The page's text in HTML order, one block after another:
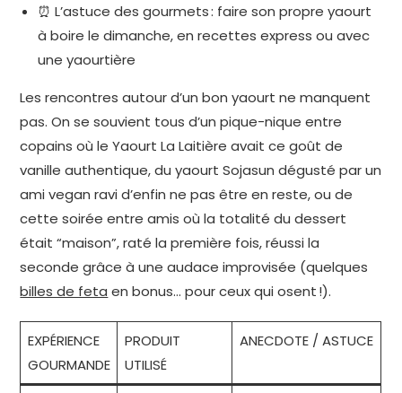
⏰ L’astuce des gourmets : faire son propre yaourt
à boire le dimanche, en recettes express ou avec
une yaourtière
Les rencontres autour d’un bon yaourt ne manquent
pas. On se souvient tous d’un pique-nique entre
copains où le Yaourt La Laitière avait ce goût de
vanille authentique, du yaourt Sojasun dégusté par un
ami vegan ravi d’enfin ne pas être en reste, ou de
cette soirée entre amis où la totalité du dessert
était “maison”, raté la première fois, réussi la
seconde grâce à une audace improvisée (quelques
billes de feta en bonus… pour ceux qui osent !).
EXPÉRIENCE
GOURMANDE
PRODUIT
UTILISÉ
ANECDOTE / ASTUCE